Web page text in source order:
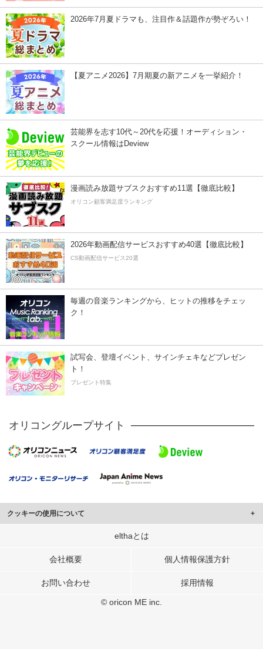
2026年7月夏ドラマも、注目作＆話題作が勢ぞろい！
【夏アニメ2026】7月期夏の新アニメを一挙紹介！
芸能界を志す10代～20代を応援！オーディション・
スクール情報はDeview
漫画読み放題サブスクおすすめ11選【徹底比較】
オリコン顧客満足度ランキング
2026年動画配信サービスおすすめ40選【徹底比較】
CS動画配信サービス20選
毎週の音楽ランキングから、ヒットの推移をチェッ
ク！
試写会、登壇イベント、サインチェキなどプレゼン
ト！
プレゼント特集
オリコングループサイト
クッキーの使用について
このサイトでは Cookie を使用して、ユーザーに合わせたコンテンツや広告の
行っています。
メディアや広告配信、データ解析の各パートナーに提供しています。
elthaとは
会社概要 個人情報保護方針
お問い合わせ 採用情報
© oricon ME inc.